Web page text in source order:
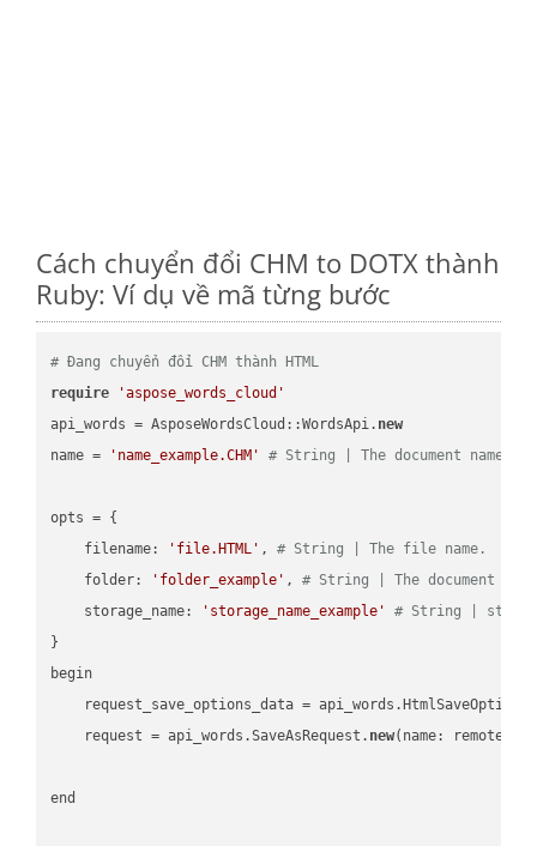
Cách chuyển đổi CHM to DOTX thành
Ruby: Ví dụ về mã từng bước
# Đang chuyển đổi CHM thành HTML
require
'aspose_words_cloud'
api_words = AsposeWordsCloud::WordsApi. new
name =
'name_example.CHM' # String | The document name.
opts = {
    filename:
'file.HTML' , # String | The file name.
    folder:
'folder_example' , # String | The document
    storage_name:
'storage_name_example'
# String |
}
begin
request_save_options_data =
    request = api_words.SaveAsRequest.
new(name:
end